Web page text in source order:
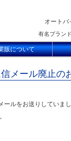
オートバ
有名ブラン
販について
メール廃止の
ルをお送りしていま